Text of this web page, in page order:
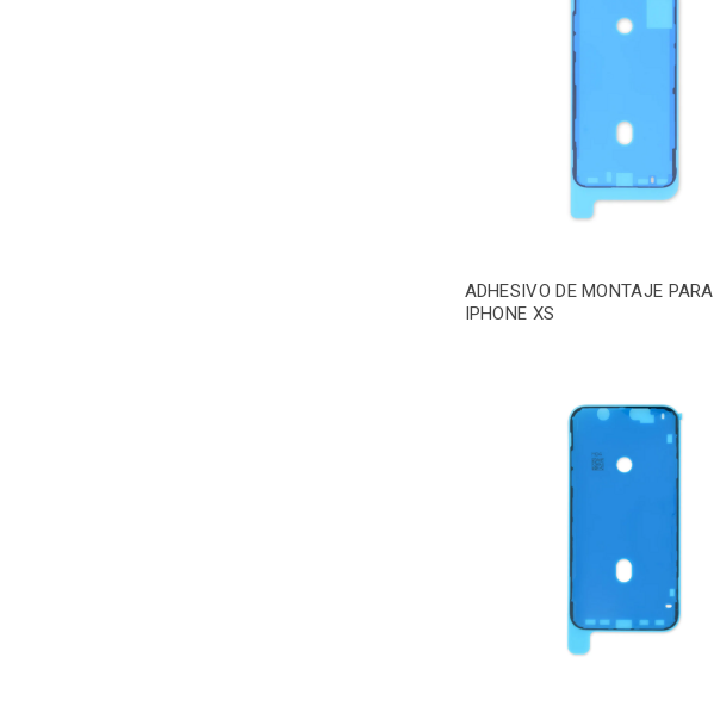
ADHESIVO DE MONTAJE PARA
IPHONE XS